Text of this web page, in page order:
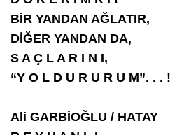
BİR YANDAN AĞLATIR,
DİĞER YANDAN DA,
S A Ç L A R I N I,
“Y O L D U R U R U M”. . . !
Ali GARBİOĞLU / HATAY